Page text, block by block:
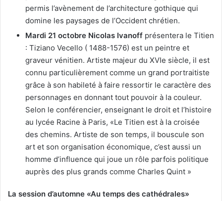
permis l’avènement de l’architecture gothique qui
domine les paysages de l’Occident chrétien.
Mardi 21 octobre Nicolas Ivanoff présentera le Titien
: Tiziano Vecello ( 1488-1576) est un peintre et
graveur vénitien. Artiste majeur du XVIe siècle, il est
connu particulièrement comme un grand portraitiste
grâce à son habileté à faire ressortir le caractère des
personnages en donnant tout pouvoir à la couleur.
Selon le conférencier, enseignant le droit et l’histoire
au lycée Racine à Paris, «Le Titien est à la croisée
des chemins. Artiste de son temps, il bouscule son
art et son organisation économique, c’est aussi un
homme d’influence qui joue un rôle parfois politique
auprès des plus grands comme Charles Quint »
La session d’automne «Au temps des cathédrales»